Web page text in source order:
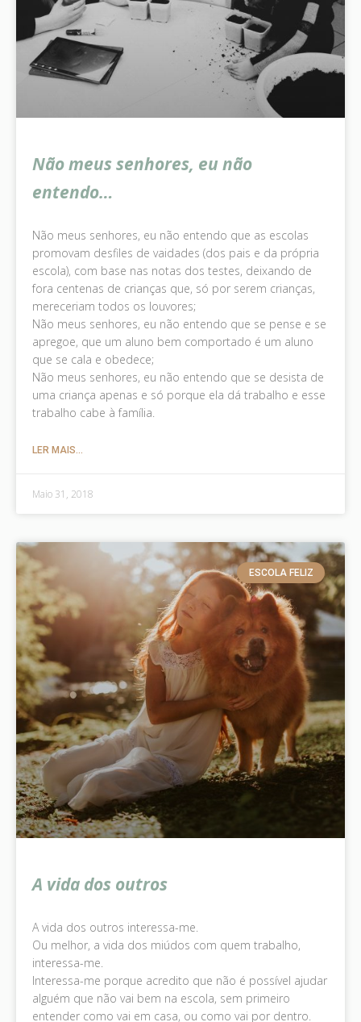
Não meus senhores, eu não
entendo…
Não meus senhores, eu não entendo que as escolas
promovam desfiles de vaidades (dos pais e da própria
escola), com base nas notas dos testes, deixando de
fora centenas de crianças que, só por serem crianças,
mereceriam todos os louvores;
Não meus senhores, eu não entendo que se pense e se
apregoe, que um aluno bem comportado é um aluno
que se cala e obedece;
Não meus senhores, eu não entendo que se desista de
uma criança apenas e só porque ela dá trabalho e esse
trabalho cabe à família.
LER MAIS...
Maio 31, 2018
ESCOLA FELIZ
A vida dos outros
A vida dos outros interessa-me.
Ou melhor, a vida dos miúdos com quem trabalho,
interessa-me.
Interessa-me porque acredito que não é possível ajudar
alguém que não vai bem na escola, sem primeiro
entender como vai em casa, ou como vai por dentro.